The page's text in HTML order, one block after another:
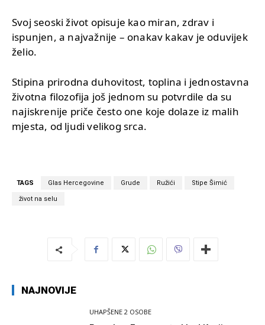
Svoj seoski život opisuje kao miran, zdrav i
ispunjen, a najvažnije – onakav kakav je oduvijek
želio.
Stipina prirodna duhovitost, toplina i jednostavna
životna filozofija još jednom su potvrdile da su
najiskrenije priče često one koje dolaze iz malih
mjesta, od ljudi velikog srca.
TAGS Glas Hercegovine Grude Ružići Stipe Šimić
život na selu
NAJNOVIJE
UHAPŠENE 2 OSOBE